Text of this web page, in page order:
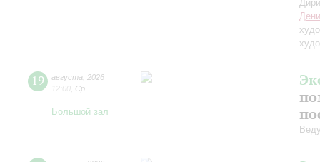
19 августа
2026
12:00 Ср
Большой зал